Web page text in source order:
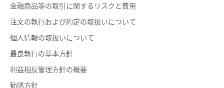
金融商品等の取引に関するリスクと費用
注文の執行および約定の取扱いについて
個人情報の取扱いについて
最良執行の基本方針
利益相反管理方針の概要
勧誘方針